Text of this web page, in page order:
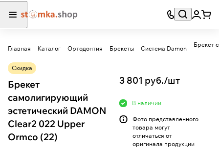
Главная Каталог Ортодонтия Брекеты Система Damon
Скидка
Брекет
самолигирующий
эстетический DAMON
Clear2 022 Upper
Ormco (22)
3 801 руб./шт
В наличии
Фото представленного
товара могут
отличаться от
оригинала продукции